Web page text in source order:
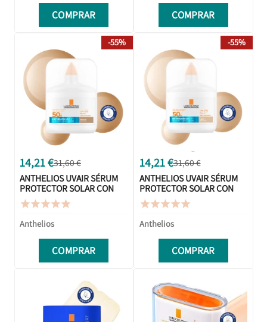
COMPRAR COMPRAR
14,21 €31,60 €
ANTHELIOS UVAIR SÉRUM
PROTECTOR SOLAR CON
COLOR MEDIUM 50ML

Anthelios
COMPRAR
-55%
14,21 €31,60 €
ANTHELIOS UVAIR SÉRUM
PROTECTOR SOLAR CON
COLOR LIGHT 50ML

Anthelios
COMPRAR
-55%